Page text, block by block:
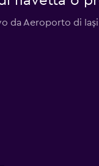
da Aeroporto di Iași